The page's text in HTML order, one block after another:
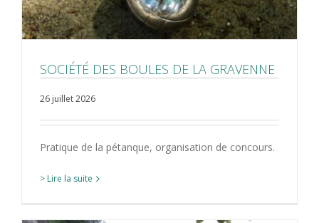
SOCIÉTÉ DES BOULES DE LA GRAVENNE
26 juillet 2026
Pratique de la pétanque, organisation de concours.
> Lire la suite